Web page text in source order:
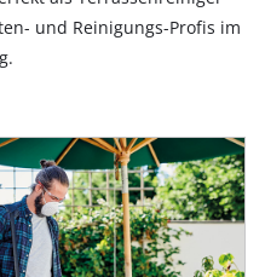
und Reinigungs-Profis im